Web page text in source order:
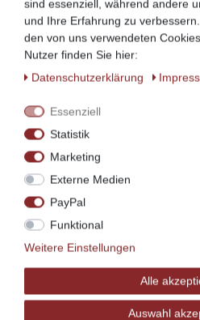
Andere Farbtöne, Holzarten
lieferbar.Sprechen Sie uns
Hergestellt mit viel Herz in
Ähnliche Artikel
sind essenziell, während andere
und Ihre Erfahrung zu
den von uns verwendeten
Nutzer finden Sie hier:
Daten­schutz­erklärung
Essenziell
Statistik
Marketing
Externe Medien
PayPal
Funktional
Weitere Einstellungen
Alle
Auswahl